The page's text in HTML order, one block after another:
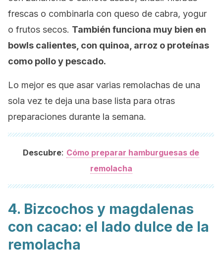
frescas o combinarla con queso de cabra, yogur
o frutos secos. También funciona muy bien en
bowls calientes, con quinoa, arroz o proteínas
como pollo y pescado.
Lo mejor es que asar varias remolachas de una
sola vez te deja una base lista para otras
preparaciones durante la semana.
Descubre: Cómo preparar hamburguesas de
remolacha
4. Bizcochos y magdalenas
con cacao: el lado dulce de la
remolacha